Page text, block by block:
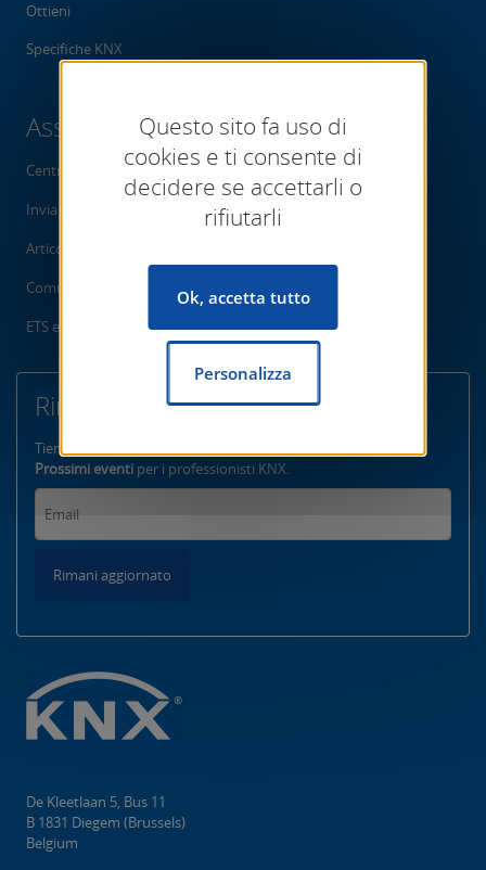
Ottieni
Specifiche KNX
Assistenza
Centro di assistenza
Invia una richiesta
Articoli in primo piano
Comunità
ETS eCampus
Rimani aggiornato
Tienimi Informato su
Prossimi eventi per i professionisti KNX.
Rimani aggiornato
De Kleetlaan 5, Bus 11
B 1831 Diegem (Brussels)
Belgium
Questo sito fa uso di
cookies e ti consente di
decidere se accettarli o
rifiutarli
Ok, accetta tutto
Personalizza